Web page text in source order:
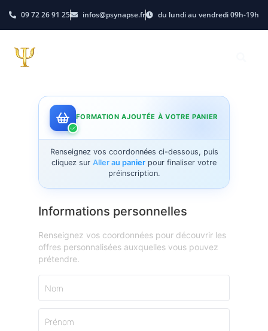
09 72 26 91 25 infos@psynapse.fr du lundi au vendredi 09h-19h
FORMATION AJOUTÉE À VOTRE PANIER
Renseignez vos coordonnées ci-dessous, puis
cliquez sur Aller au panier pour finaliser votre
préinscription.
Informations personnelles
Renseignez vos coordonnées pour découvrir les
offres personnalisées auxquelles vous pouvez
prétendre.
Nom
Prénom